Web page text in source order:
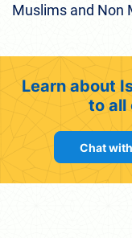
Muslims and Non
Learn about
to all
Chat